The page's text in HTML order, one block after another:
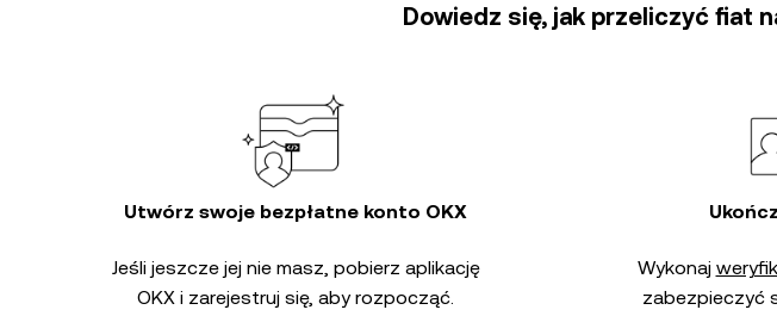
Dowiedz się, jak przeliczyć fiat
Utwórz swoje bezpłatne konto OKX
Jeśli jeszcze jej nie masz, pobierz aplikację
OKX i zarejestruj się, aby rozpocząć.
Wykonaj
zabezpieczyć